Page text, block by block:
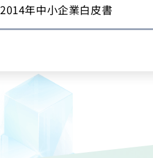
2014年中小企業白皮書